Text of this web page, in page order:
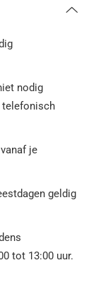
nodig
telefonisch
je
geldig
tot 13:00 uur.